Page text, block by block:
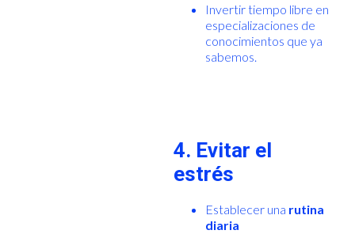
Invertir tiempo libre en
especializaciones de
conocimientos que ya
sabemos.
4. Evitar el
estrés
Establecer una rutina
diaria